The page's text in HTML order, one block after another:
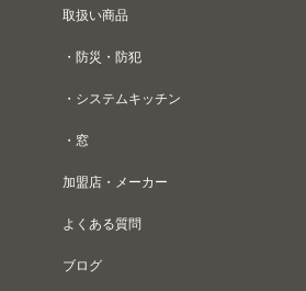
取扱い商品
・防災・防犯
・システムキッチン
・窓
加盟店・メーカー
よくある質問
ブログ